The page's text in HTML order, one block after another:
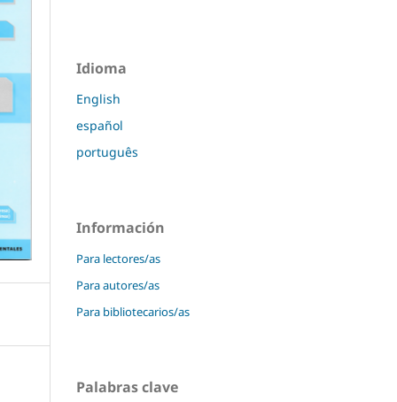
Idioma
English
español
português
Información
Para lectores/as
Para autores/as
Para bibliotecarios/as
Palabras clave